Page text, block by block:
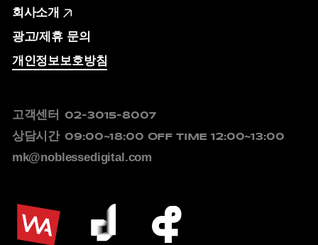
회사소개
광고/제휴 문의
개인정보보호방침
고객센터 02-3015-8007
상담시간 09:00~18:00 OFF TIME 12:00~13:00
mk@noblessedigital.com